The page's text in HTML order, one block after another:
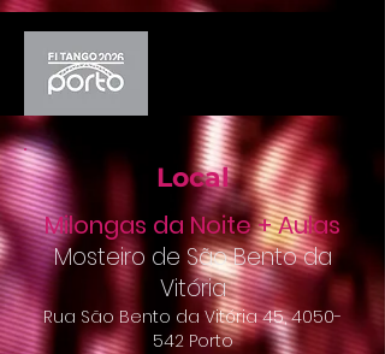
Local
Milongas da Noite + Aulas
Mosteiro de São Bento da
Vitória
Rua São Bento da Vitória 45,4050-
542Porto